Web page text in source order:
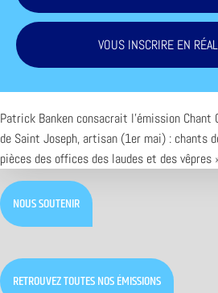
VOUS INSCRIRE EN
Patrick Banken consacrait l’émission Chant
de Saint Joseph, artisan (1er mai) : chants
pièces des offices des laudes et des vêpres
NOUS SOUTENIR
RETROUVEZ TOUTES NOS ÉMISSIONS